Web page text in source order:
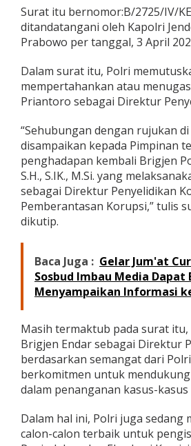
k
e
K
P
,
T
u
g
s
k
a
n
B
r
i
E
n
P
r
i
a
n
r
o
Surat itu bernomor:B/2725/IV/
ditandatangani oleh Kapolri
Prabowo per tanggal, 3 April
Dalam surat itu, Polri
mempertahankan atau
Priantoro sebagai Direktur
“Sehubungan dengan rujukan
disampaikan kepada Pimpinan
penghadapan kembali Brigjen
S.H., S.IK., M.Si. yang
sebagai Direktur Penyelidikan
Pemberantasan Korupsi,” tulis
dikutip.
Baca Juga : Gelar Jum'at
Sosbud Imbau Media Dapat
Menyampaikan Informasi
Masih termaktub pada surat itu,
Brigjen Endar sebagai Direktur
berdasarkan semangat dari
berkomitmen untuk
dalam penanganan kasus-
Dalam hal ini, Polri juga sedang
calon-calon terbaik untuk